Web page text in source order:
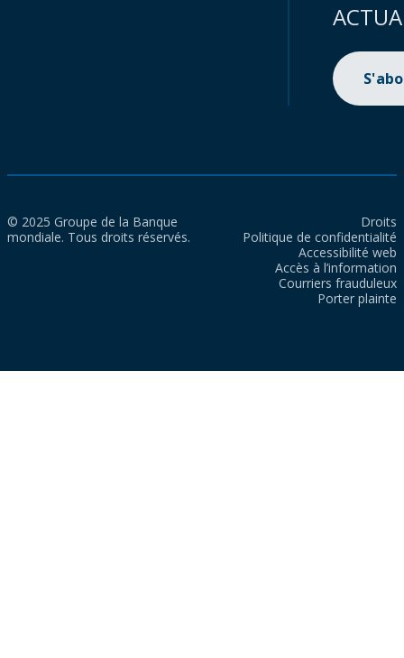
© 2025 Groupe de la Banque
mondiale. Tous droits réservés.
Droits
Politique de confidentialité
Accessibilité web
Accès à l’information
Courriers frauduleux
Porter plainte